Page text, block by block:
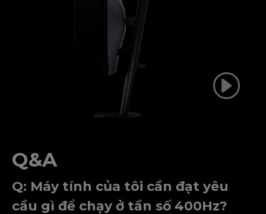
Q&A
Q: Máy tính của tôi cần đạt yêu
cầu gì để chạy ở tần số 400Hz?